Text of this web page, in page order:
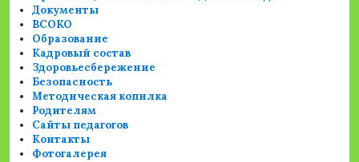
Документы
ВСОКО
Образование
Кадровый состав
Здоровьесбережение
Безопасность
Методическая копилка
Родителям
Сайты педагогов
Контакты
Фотогалерея